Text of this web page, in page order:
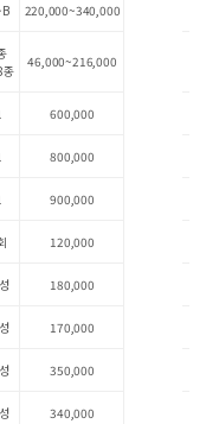
220,000~340,000
종
46,000~216,000
600,000
800,000
900,000
120,000
180,000
170,000
350,000
340,000